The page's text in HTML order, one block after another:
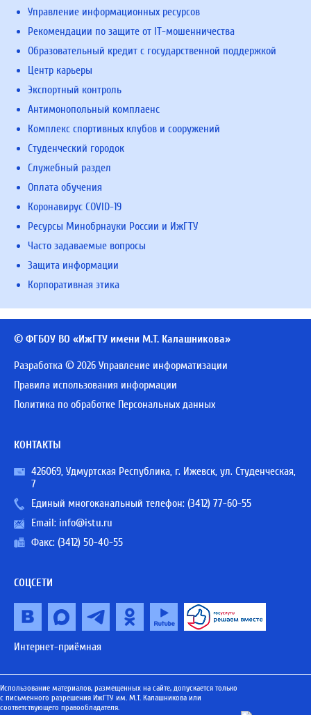
Управление информационных ресурсов
Рекомендации по защите от IT-мошенничества
Образовательный кредит с государственной поддержкой
Центр карьеры
Экспортный контроль
Антимонопольный комплаенс
Комплекс спортивных клубов и сооружений
Студенческий городок
Служебный раздел
Оплата обучения
Коронавирус COVID-19
Ресурсы Минобрнауки России и ИжГТУ
Часто задаваемые вопросы
Защита информации
Корпоративная этика
© ФГБОУ ВО «ИжГТУ имени М.Т. Калашникова»
Разработка © 2026 Управление информатизации
Правила использования информации
Политика по обработке Персональных данных
КОНТАКТЫ
426069, Удмуртская Республика, г. Ижевск, ул. Студенческая,
7
Единый многоканальный телефон: (3412) 77-60-55
Email: info@istu.ru
Факс: (3412) 50-40-55
СОЦСЕТИ
Интернет-приёмная
Использование материалов, размещенных на сайте, допускается только
с письменного разрешения ИжГТУ им. М.Т. Калашникова или
соответствующего правообладателя.